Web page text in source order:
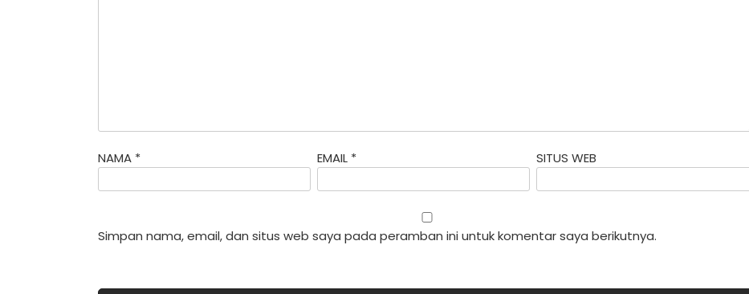
NAMA * EMAIL * SITUS WEB
Simpan nama, email, dan situs web saya pada peramban ini untuk komentar saya berikutnya.